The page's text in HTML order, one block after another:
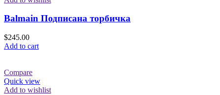
Balmain Подписана торбичка
$245.00
Add to cart
Compare
Quick view
Add to wishlist